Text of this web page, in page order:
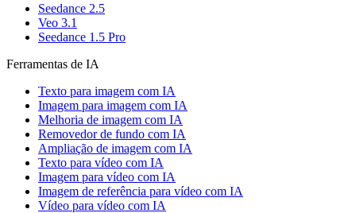
Seedance 2.5
Veo 3.1
Seedance 1.5 Pro
Ferramentas de IA
Texto para imagem com IA
Imagem para imagem com IA
Melhoria de imagem com IA
Removedor de fundo com IA
Ampliação de imagem com IA
Texto para vídeo com IA
Imagem para vídeo com IA
Imagem de referência para vídeo com IA
Vídeo para vídeo com IA